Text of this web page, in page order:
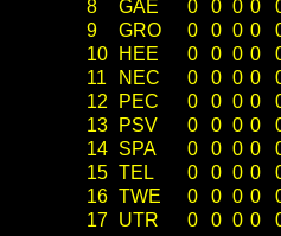
8
GAE 0 0 0 0
9
GRO 0 0 0 0
10
HEE 0 0 0 0
11
NEC 0 0 0 0
12
PEC 0 0 0 0
13
PSV 0 0 0 0
14 SPA 0 0 0 0
15 TEL 0 0 0 0
16 TWE 0 0 0 0
17 UTR 0 0 0 0